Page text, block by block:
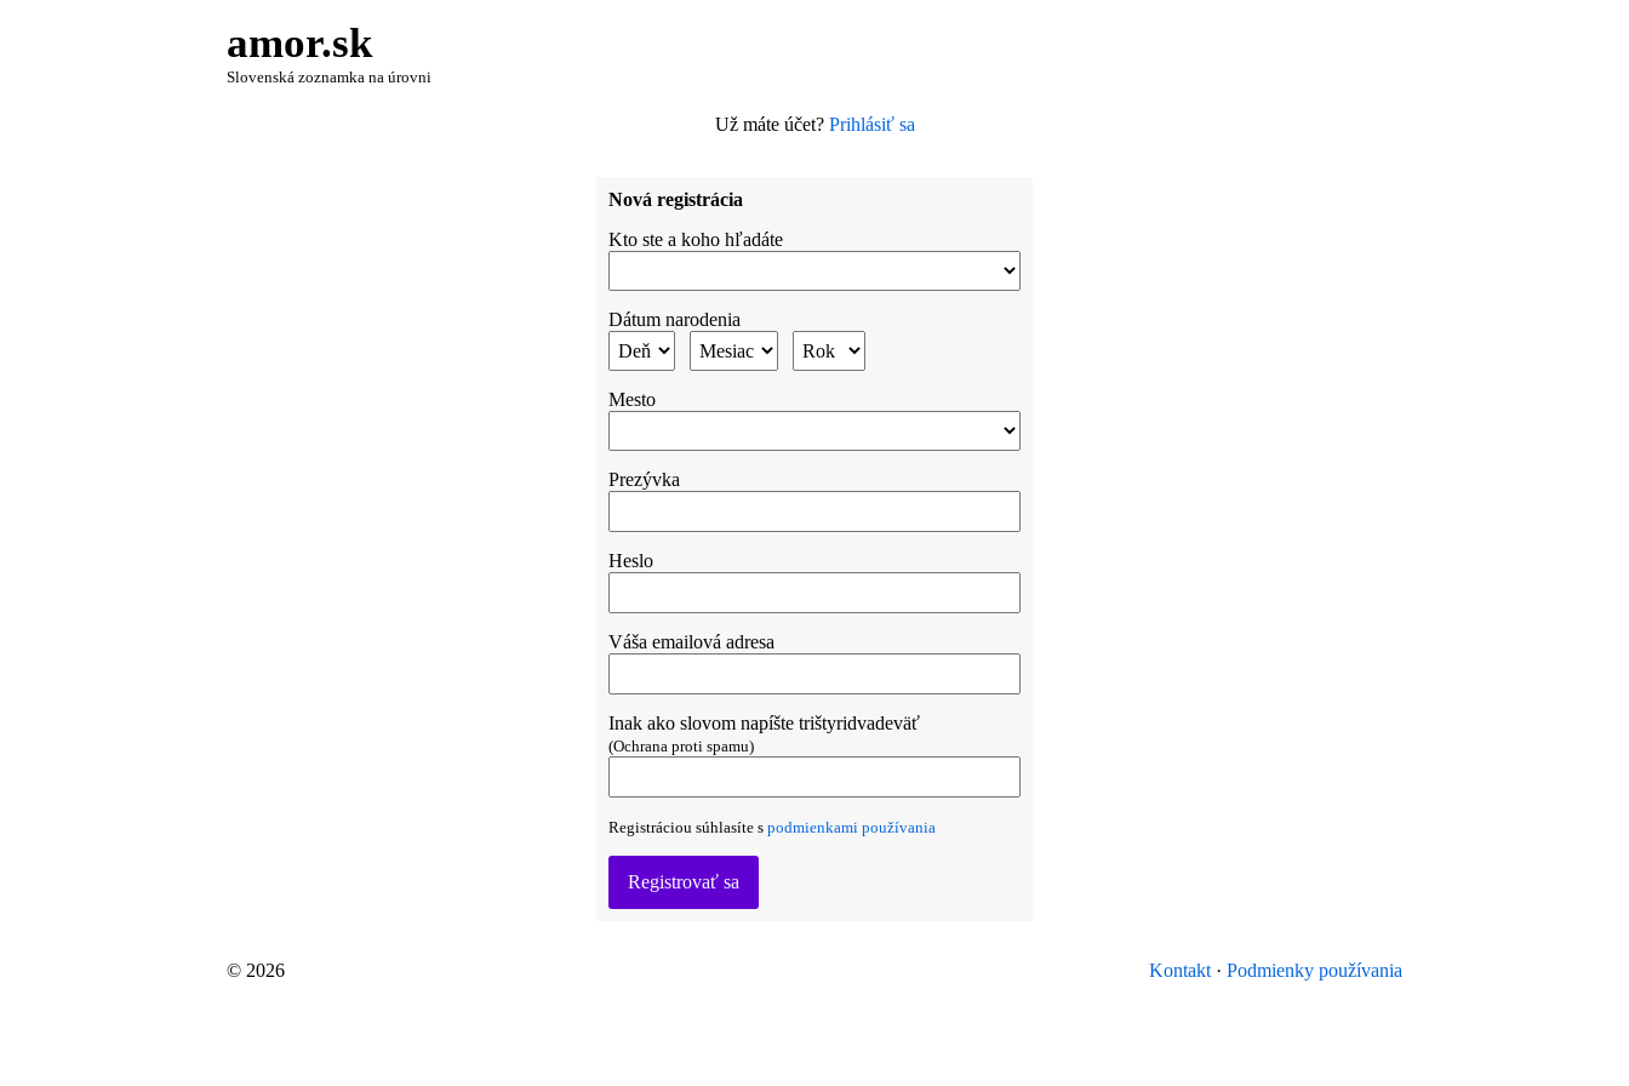
amor.sk
Slovenská zoznamka na úrovni
Už máte účet? Prihlásiť sa
Nová registrácia
Kto ste a koho hľadáte
Dátum narodenia
Mesto
Prezývka
Heslo
Váša emailová adresa
Inak ako slovom napíšte trištyridvadeväť
(Ochrana proti spamu)
Registráciou súhlasíte s podmienkami používania
Registrovať sa
© 2026 Kontakt · Podmienky používania